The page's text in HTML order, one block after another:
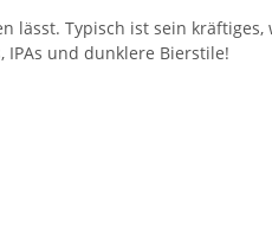
lässt. Typisch ist sein
und dunklere Bierstile!